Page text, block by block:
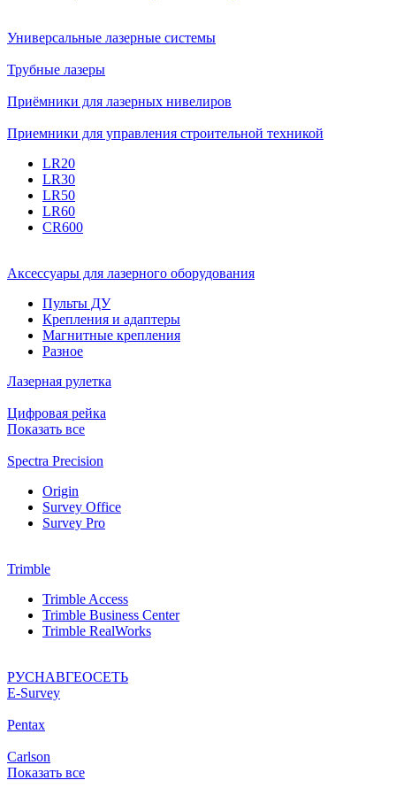
Универсальные лазерные системы
Трубные лазеры
Приёмники для лазерных нивелиров
Приемники для управления строительной техникой
LR20
LR30
LR50
LR60
CR600
Аксессуары для лазерного оборудования
Пульты ДУ
Крепления и адаптеры
Магнитные крепления
Разное
Лазерная рулетка
Цифровая рейка
Показать все
Spectra Precision
Origin
Survey Office
Survey Pro
Trimble
Trimble Access
Trimble Business Center
Trimble RealWorks
РУСНАВГЕОСЕТЬ
Е-Survey
Pentax
Carlson
Показать все